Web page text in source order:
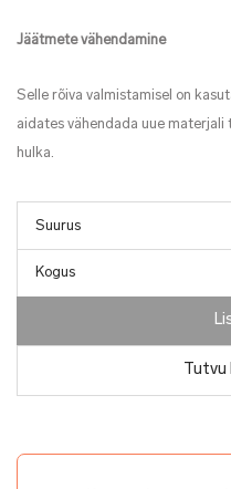
Jäätmete vähendamine
Selle rõiva valmistamisel on
aidates vähendada uue
hulka.
Kogus
Tutvu